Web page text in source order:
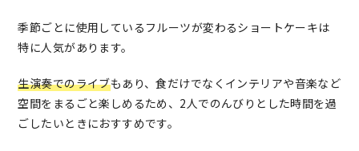
季節ごとに使用しているフルーツが変わるショートケーキは
特に人気があります。
生演奏でのライブもあり、食だけでなくインテリアや音楽など
空間をまるごと楽しめるため、2人でのんびりとした時間を過
ごしたいときにおすすめです。